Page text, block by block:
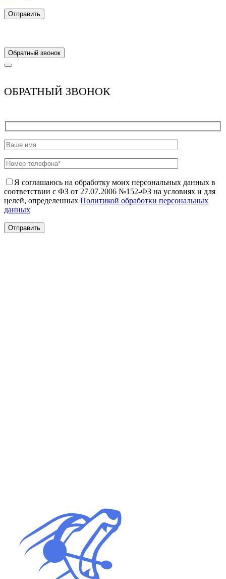
Обратный звонок
ОБРАТНЫЙ ЗВОНОК
Я соглашаюсь на обработку моих персональных данных в
соответствии с ФЗ от 27.07.2006 №152-ФЗ на условиях и для
целей, определенных Политикой обработки персональных
данных